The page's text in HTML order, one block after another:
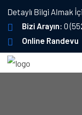
Detaylı Bilgi Almak
Bizi Arayın: 0
Online Randevu